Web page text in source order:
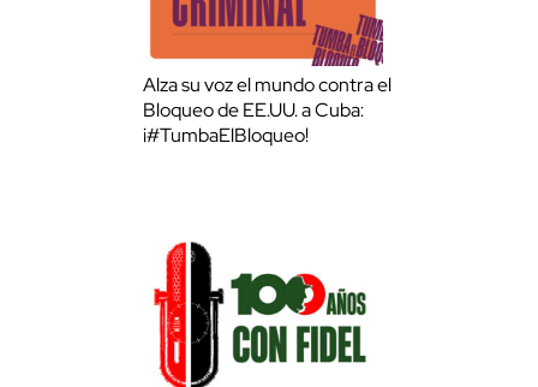
Alza su voz el mundo contra el
Bloqueo de EE.UU. a Cuba:
¡#TumbaElBloqueo!